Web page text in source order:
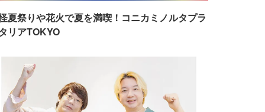
夏祭りや花火で夏を満喫！コニカミノルタプラ
リアTOKYO